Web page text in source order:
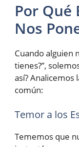
Por Qué
Nos
Cuando alguien
tienes?”,
así? Analicemos
común:
Temor a los
Tememos que